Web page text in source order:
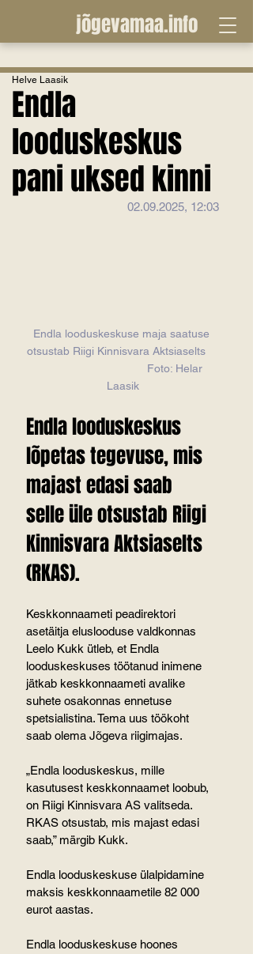
jõgevamaa.info
Endla
looduskeskus
pani uksed kinni
Helve Laasik
02.09.2025, 12:03
Endla looduskeskuse maja saatuse
otsustab Riigi Kinnisvara Aktsiaselts
                                  Foto: Helar
Laasik
Endla looduskeskus
lõpetas tegevuse, mis
majast edasi saab
selle üle otsustab Riigi
Kinnisvara Aktsiaselts
(RKAS).
Keskkonnaameti peadirektori
asetäitja eluslooduse valdkonnas
Leelo Kukk ütleb, et Endla
looduskeskuses töötanud inimene
jätkab keskkonnaameti avalike
suhete osakonnas ennetuse
spetsialistina. Tema uus töökoht
saab olema Jõgeva riigimajas.
„Endla looduskeskus, mille
kasutusest keskkonnaamet loobub,
on Riigi Kinnisvara AS valitseda.
RKAS otsustab, mis majast edasi
saab,” märgib Kukk.
Endla looduskeskuse ülalpidamine
maksis keskkonnaametile 82 000
eurot aastas.
Endla looduskeskuse hoones